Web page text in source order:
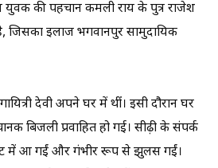
की पहचान कमली राय के पुत्र राजेश
इलाज भगवानपुर सामुदायिक
देवी अपने घर में थीं। इसी दौरान घर
बिजली प्रवाहित हो गई। सीढ़ी के संपर्क
में आ गईं और गंभीर रूप से झुलस गईं।